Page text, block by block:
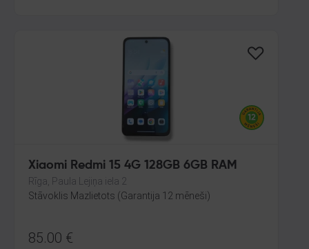
Xiaomi Redmi 15 4G 128GB 6GB RAM
Rīga, Paula Lejiņa iela 2
Stāvoklis Mazlietots (Garantija 12 mēneši)
85.00 €